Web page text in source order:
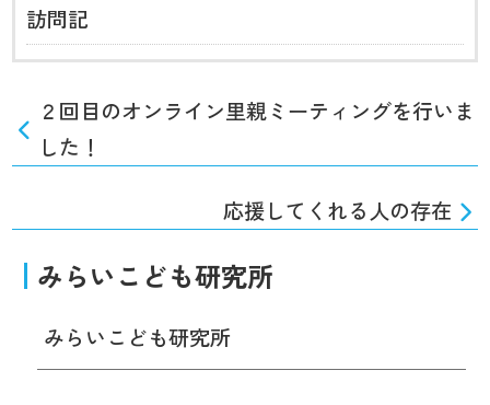
訪問記
２回目のオンライン里親ミーティングを行いま
した！
応援してくれる人の存在
みらいこども研究所
みらいこども研究所